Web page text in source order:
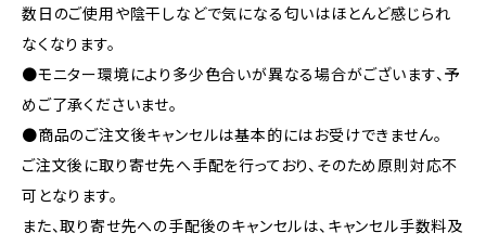
数日のご使用や陰干しなどで気になる匂いはほとんど感じられ
なくなります。
●モニター環境により多少色合いが異なる場合がございます、予
めご了承くださいませ。
●商品のご注文後キャンセルは基本的にはお受けできません。
ご注文後に取り寄せ先へ手配を行っており、そのため原則対応不
可となります。
また、取り寄せ先への手配後のキャンセルは、キャンセル手数料及